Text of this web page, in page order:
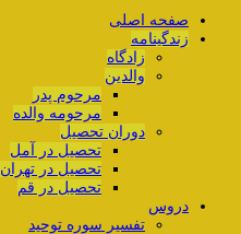
صفحه اصلی
زندگینامه
زادگاه
والدین
مرحوم پدر
مرحومه والده
دوران تحصیل
تحصیل در آمل
تحصیل در تهران
تحصیل در قم
دروس
تفسیر سوره توحید